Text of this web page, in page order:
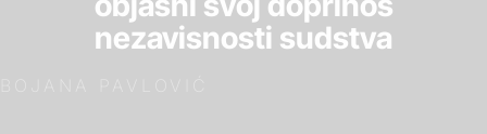
nezavisnosti sudstva